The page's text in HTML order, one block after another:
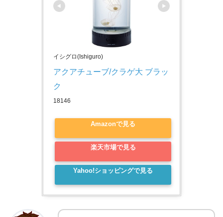
イシグロ(Ishiguro)
アクアチューブ/クラゲ大 ブラッ
ク
18146
Amazonで見る
楽天市場で見る
Yahoo!ショッピングで見る